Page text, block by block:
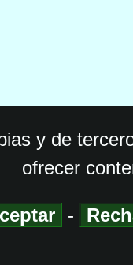
y de
ofrecer
-